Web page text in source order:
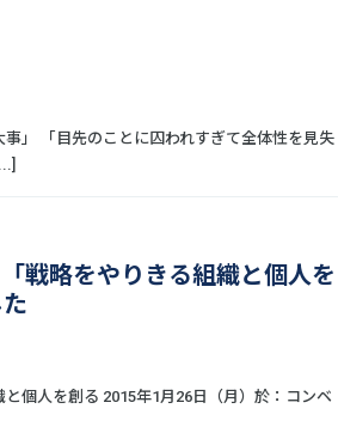
事」 「目先のことに囚われすぎて全体性を見失
戦略をやりきる組織と個人を
個人を創る 2015年1月26日（月）於：コンベ